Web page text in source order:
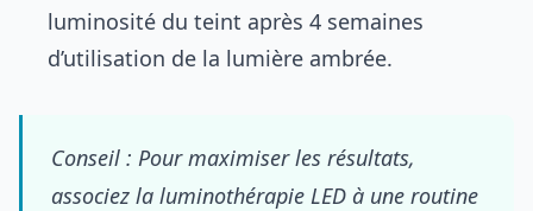
luminosité du teint après 4 semaines
d’utilisation de la lumière ambrée.
Conseil : Pour maximiser les résultats,
associez la luminothérapie LED à une routine